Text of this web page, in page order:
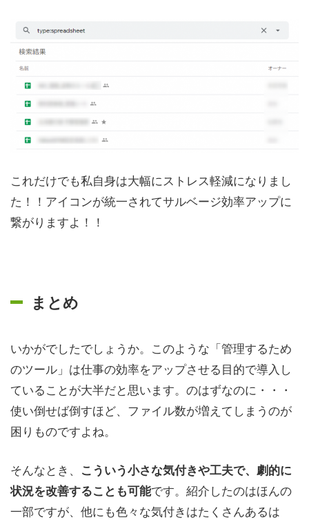
これだけでも私自身は大幅にストレス軽減になりまし
た！！アイコンが統一されてサルベージ効率アップに
繋がりますよ！！
まとめ
いかがでしたでしょうか。このような「管理するため
のツール」は仕事の効率をアップさせる目的で導入し
ていることが大半だと思います。のはずなのに・・・
使い倒せば倒すほど、ファイル数が増えてしまうのが
困りものですよね。
そんなとき、
こういう小さな気付きや工夫で、劇的に
状況を改善することも可能です。紹介したのはほんの
一部ですが、他にも色々な気付きはたくさんあるは